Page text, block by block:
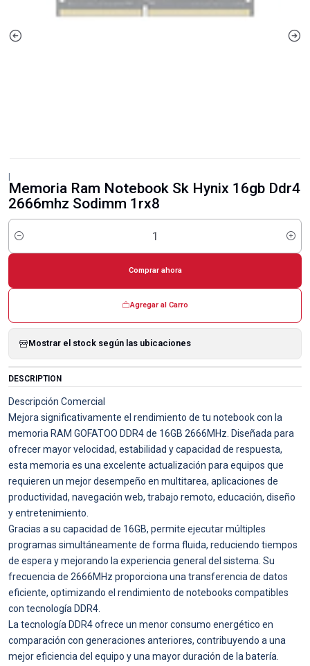
Memoria Ram Notebook Sk Hynix 16gb Ddr4
2666mhz Sodimm 1rx8
Cantidad
Agregar al Carro
Comprar ahora
Mostrar el stock según las ubicaciones
DESCRIPTION
Descripción Comercial
Mejora significativamente el rendimiento de tu notebook con la
memoria RAM GOFATOO DDR4 de 16GB 2666MHz. Diseñada para
ofrecer mayor velocidad, estabilidad y capacidad de respuesta,
esta memoria es una excelente actualización para equipos que
requieren un mejor desempeño en multitarea, aplicaciones de
productividad, navegación web, trabajo remoto, educación, diseño
y entretenimiento.
Gracias a su capacidad de 16GB, permite ejecutar múltiples
programas simultáneamente de forma fluida, reduciendo tiempos
de espera y mejorando la experiencia general del sistema. Su
frecuencia de 2666MHz proporciona una transferencia de datos
eficiente, optimizando el rendimiento de notebooks compatibles
con tecnología DDR4.
La tecnología DDR4 ofrece un menor consumo energético en
comparación con generaciones anteriores, contribuyendo a una
mejor eficiencia del equipo y una mayor duración de la batería.